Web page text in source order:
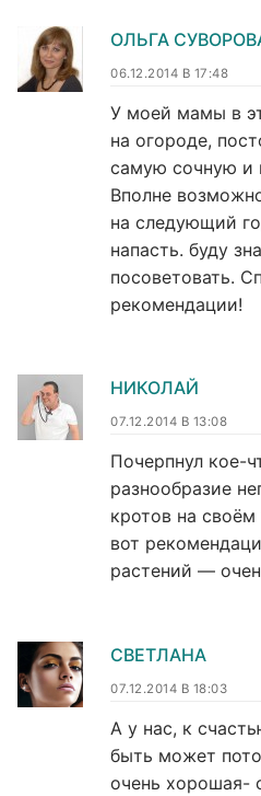
ОЛЬГА
06.12.2014 В 17:48
У моей мамы в
на огороде,
самую сочную и
Вполне
на следующий
напасть. буду
посоветовать.
рекомендации!
НИКОЛАЙ
07.12.2014 В 13:08
Почерпнул кое-
разнообразие
кротов на своём
вот
растений —
СВЕТЛАНА
07.12.2014 В 18:03
А у нас, к
быть может
очень хорошая-